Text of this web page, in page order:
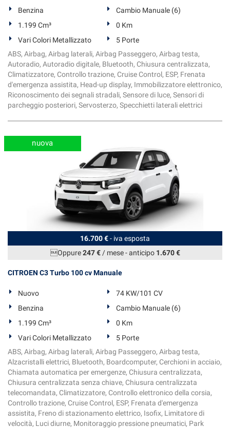
Benzina
Cambio Manuale (6)
1.199 Cm³
0 Km
Vari Colori Metallizzato
5 Porte
ABS, Airbag, Airbag laterali, Airbag Passeggero, Airbag testa,
Autoradio, Autoradio digitale, Bluetooth, Chiusura centralizzata,
Climatizzatore, Controllo trazione, Cruise Control, ESP, Frenata
d'emergenza assistita, Head-up display, Immobilizzatore elettronico,
Riconoscimento dei segnali stradali, Sensore di luce, Sensori di
parcheggio posteriori, Servosterzo, Specchietti laterali elettrici
16.700 €- iva esposta
Oppure247 €/ mese-anticipo 1.670 €
nuova
CITROEN C3 Turbo 100 cv Manuale
Nuovo
74 KW/101 CV
Benzina
Cambio Manuale (6)
1.199 Cm³
0 Km
Vari Colori Metallizzato
5 Porte
ABS, Airbag, Airbag laterali, Airbag Passeggero, Airbag testa,
Alzacristalli elettrici, Bluetooth, Boardcomputer, Cerchioni in acciaio,
Chiamata automatica per emergenze, Chiusura centralizzata,
Chiusura centralizzata senza chiave, Chiusura centralizzata
telecomandata, Climatizzatore, Controllo elettronico della corsia,
Controllo trazione, Cruise Control, ESP, Frenata d'emergenza
assistita, Freno di stazionamento elettrico, Isofix, Limitatore di
velocità, Luci diurne, Monitoraggio pressione pneumatici, Park